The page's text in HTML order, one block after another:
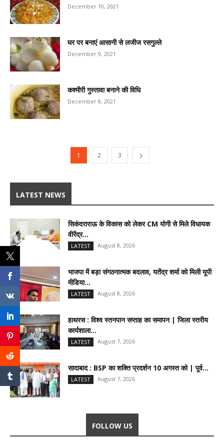
December 10, 2021
घर पर बनाएं आसानी से लजीज रसगुल्ले
December 9, 2021
कश्मीरी गुस्तावा बनाने की विधि
December 8, 2021
1 2 3
LATEST NEWS
सिकंदराराऊ के विकास को लेकर CM योगी से मिले विधायक
वीरेंद्र...
LATEST August 8, 2026
भाजपा में बड़ा संगठनात्मक बदलाव, यतेंद्र शर्मा को मिली यूपी
मीडिया...
LATEST August 8, 2026
हाथरस : विश्व स्तनपान सप्ताह का समापन | जिला स्तरीय
कार्यशाला...
LATEST August 7, 2026
सादाबाद : BSP का शक्ति प्रदर्शन 10 अगस्त को | पूर्व...
LATEST August 7, 2026
FOLLOW US